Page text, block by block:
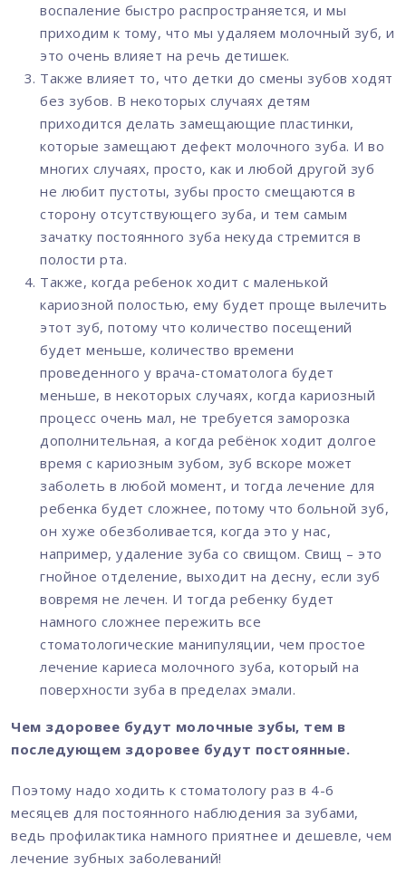
воспаление быстро распространяется, и мы
приходим к тому, что мы удаляем молочный зуб, и
это очень влияет на речь детишек.
Также влияет то, что детки до смены зубов ходят
без зубов. В некоторых случаях детям
приходится делать замещающие пластинки,
которые замещают дефект молочного зуба. И во
многих случаях, просто, как и любой другой зуб
не любит пустоты, зубы просто смещаются в
сторону отсутствующего зуба, и тем самым
зачатку постоянного зуба некуда стремится в
полости рта.
Также, когда ребенок ходит с маленькой
кариозной полостью, ему будет проще вылечить
этот зуб, потому что количество посещений
будет меньше, количество времени
проведенного у врача-стоматолога будет
меньше, в некоторых случаях, когда кариозный
процесс очень мал, не требуется заморозка
дополнительная, а когда ребёнок ходит долгое
время с кариозным зубом, зуб вскоре может
заболеть в любой момент, и тогда лечение для
ребенка будет сложнее, потому что больной зуб,
он хуже обезболивается, когда это у нас,
например, удаление зуба со свищом. Свищ – это
гнойное отделение, выходит на десну, если зуб
вовремя не лечен. И тогда ребенку будет
намного сложнее пережить все
стоматологические манипуляции, чем простое
лечение кариеса молочного зуба, который на
поверхности зуба в пределах эмали.
Чем здоровее будут молочные зубы, тем в
последующем здоровее будут постоянные.
Поэтому надо ходить к стоматологу раз в 4-6
месяцев для постоянного наблюдения за зубами,
ведь профилактика намного приятнее и дешевле, чем
лечение зубных заболеваний!